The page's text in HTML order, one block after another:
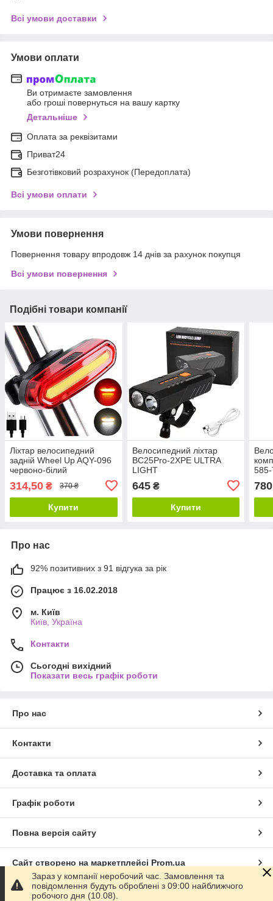
Всі умови доставки
Умови оплати
Ви отримаєте замовлення
або гроші повернуться на вашу картку
Детальніше
Оплата за реквізитами
Приват24
Безготівковий розрахунок (Передоплата)
Всі умови оплати
Умови повернення
Повернення товару впродовж 14 днів за рахунок покупця
Всі умови повернення
Подібні товари компанії
Ліхтар велосипедний
задній Wheel Up AQY-096
червоно-білий
314,50 ₴ 370 ₴
Купити
Велосипедний ліхтар
BC25Pro-2XPE ULTRA
LIGHT
645₴
Купити
780
Про нас
92% позитивних з 91 відгука за рік
Працює з 16.02.2018
м. Київ
Київ, Україна
Контакти
Сьогодні вихідний
Показати весь графік роботи
Про нас
Контакти
Доставка та оплата
Графік роботи
Повна версія сайту
Сайт створено на маркетплейсі Prom.ua
Політика конфіденційності
Зараз у компанії неробочий час. Замовлення та
повідомлення будуть оброблені з 09:00 найближчого
робочого дня (10.08).